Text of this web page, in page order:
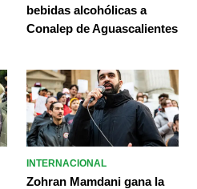
bebidas alcohólicas a
Conalep de Aguascalientes
INTERNACIONAL
Zohran Mamdani gana la